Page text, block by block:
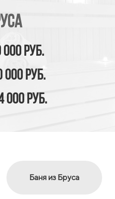
000 руб.
000 руб.
000 руб.
Баня из Бруса